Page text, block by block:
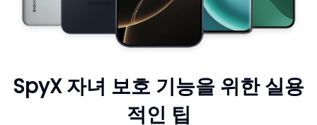
SpyX 자녀 보호 기능을 위한 실용
적인 팁